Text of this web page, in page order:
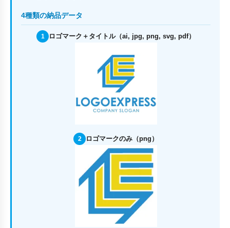
4種類の納品データ
1 ロゴマーク＋タイトル（ai, jpg, png, svg, pdf）
2 ロゴマークのみ（png）